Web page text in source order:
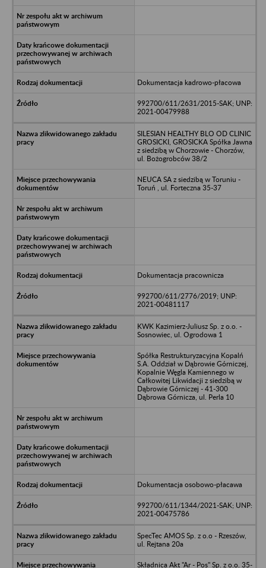
Dokumentacja kadrowo-płacowa
992700/611/2631/2015-SAK; UNP:
2021-00479988
SILESIAN HEALTHY BLO OD CLINIC
GROSICKI, GROSICKA Spółka Jawna
z siedzibą w Chorzowie - Chorzów,
ul. Bożogrobców 38/2
NEUCA SA z siedzibą w Toruniu -
Toruń , ul. Forteczna 35-37
Dokumentacja pracownicza
992700/611/2776/2019; UNP:
2021-00481117
KWK Kazimierz-Juliusz Sp. z o.o. -
Sosnowiec, ul. Ogrodowa 1
Spółka Restrukturyzacyjna Kopalń
S.A. Oddział w Dąbrowie Górniczej,
Kopalnie Węgla Kamiennego w
Całkowitej Likwidacji z siedzibą w
Dąbrowie Górniczej - 41-300
Dąbrowa Górnicza, ul. Perla 10
Dokumentacja osobowo-płacawa
992700/611/1344/2021-SAK; UNP:
2021-00475786
SpecTec AMOS Sp. z o.o - Rzeszów,
ul. Rejtana 20a
Składnica Akt "Ar - Pos" Sp. z o.o. 35-